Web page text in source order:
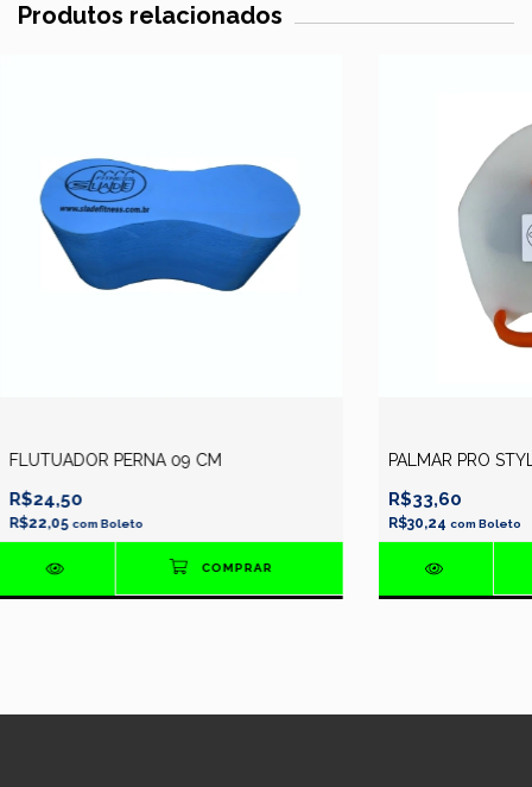
Produtos relacionados
FLUTUADOR PERNA 09 CM
R$24,50
R$22,05 com Boleto
PALMAR PRO
R$33,60
R$30,24 com Boleto